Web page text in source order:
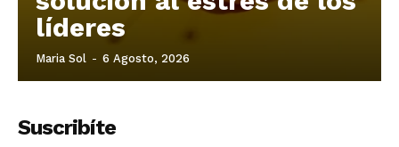
líderes
Maria Sol - 6 Agosto, 2026
Suscribíte